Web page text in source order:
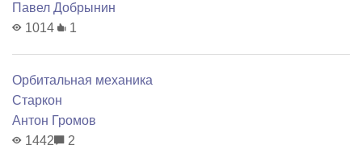
Павел Добрынин
1014
1
Орбитальная механика
Старкон
Антон Громов
1442
2